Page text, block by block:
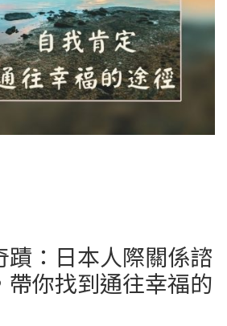
蹟：日本人際關係諮
帶你找到通往幸福的